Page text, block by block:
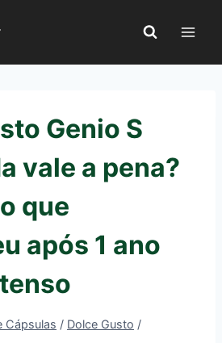
Genio S
vale a pena?
que
após 1 ano
Cápsulas / Dolce Gusto /